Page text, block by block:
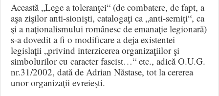
Această „Lege a toleranţei“ (de combatere, de fapt, a
aşa zişilor anti-sionişti, catalogaţi ca „anti-semiţi“, ca
şi a naţionalismului românesc de emanaţie legionară)
s-a dovedit a fi o modificare a deja existentei
legislaţii „privind interzicerea organizaţiilor şi
simbolurilor cu caracter fascist…“ etc., adică O.U.G.
nr.31/2002, dată de Adrian Năstase, tot la cererea
unor organizaţii evreieşti.